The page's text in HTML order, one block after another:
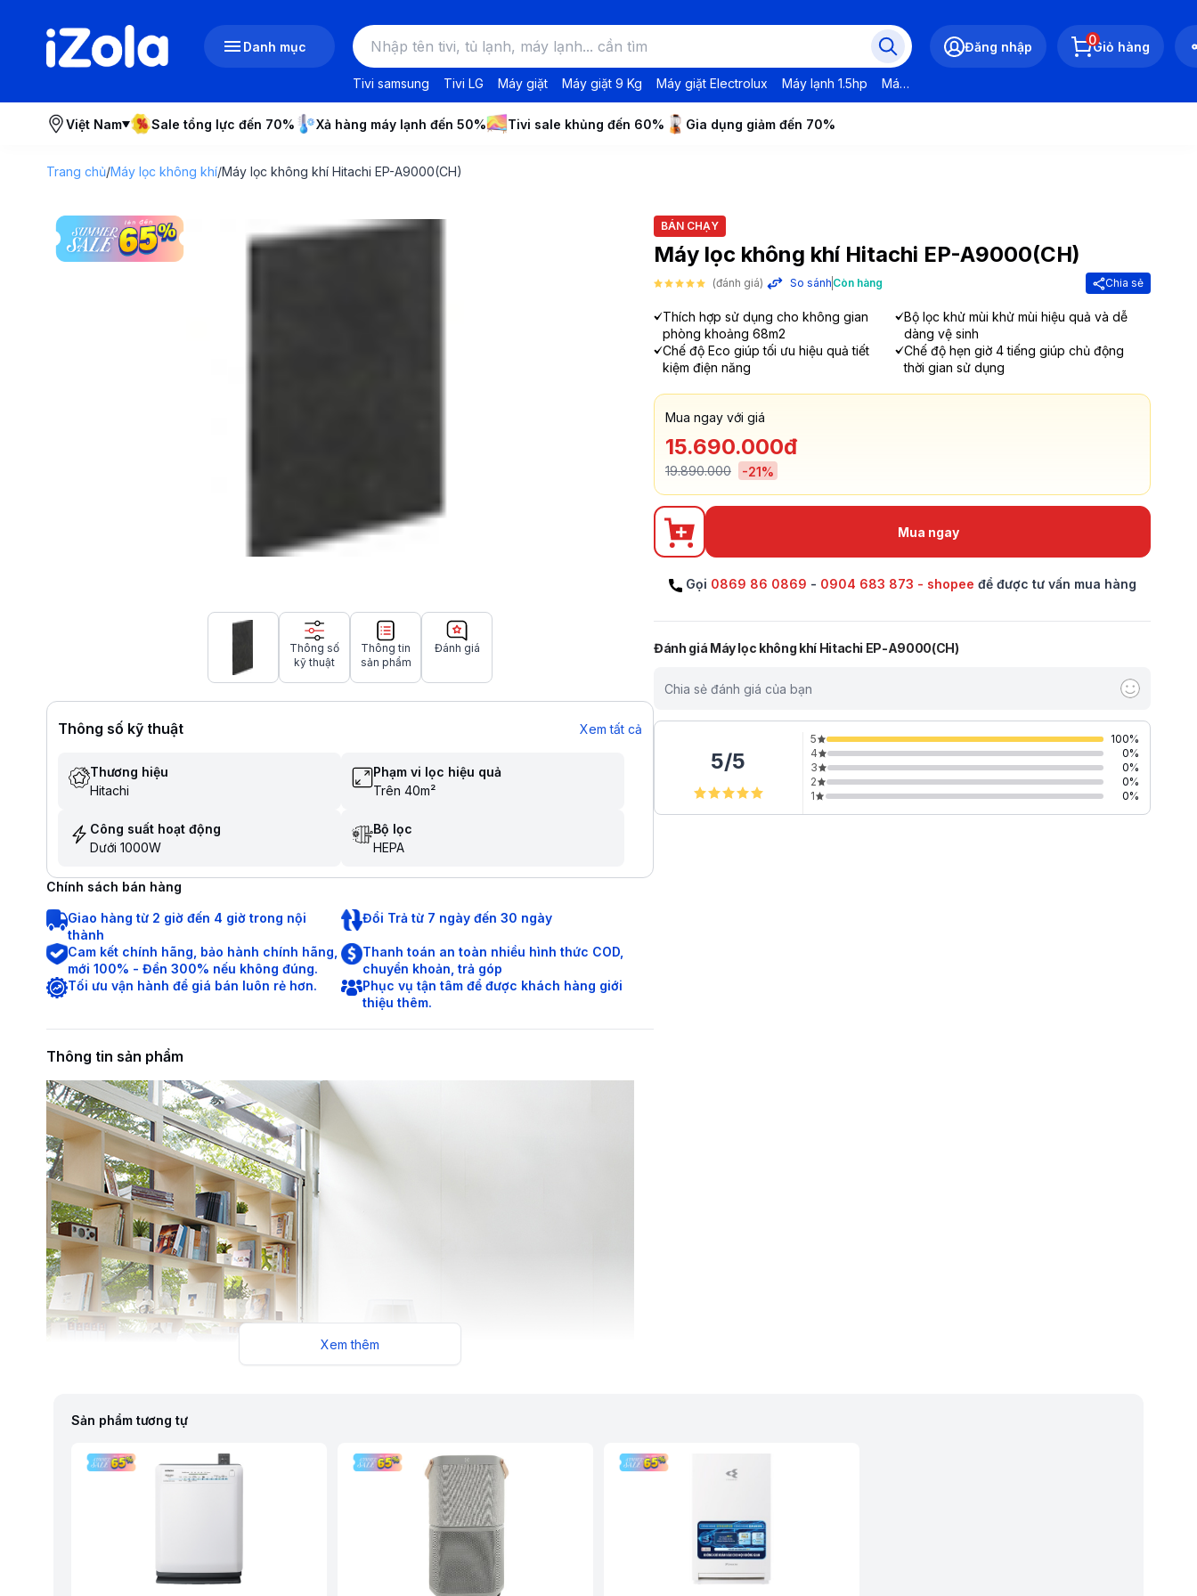
Danh mục
Tivi samsung Tivi LG Máy giặt Máy giặt 9 Kg Máy giặt Electrolux Máy lạnh 1.5hp Máy lạnh LG
Đăng nhập 0Giỏ hàng
Việt Nam Sale tổng lực đến 70% Xả hàng máy lạnh đến 50% Tivi sale khủng đến 60% Gia dụng giảm đến 70%
Trang chủ/Máy lọc không khí/Máy lọc không khí Hitachi EP-A9000(CH)
Thông số
kỹ thuật
Thông tin
sản phẩm
Đánh giá
Thông số kỹ thuật Xem tất cả
Thương hiệu
Hitachi
Phạm vi lọc hiệu quả
Trên 40m²
Công suất hoạt động
Dưới 1000W
Bộ lọc
HEPA
Chính sách bán hàng
Giao hàng từ 2 giờ đến 4 giờ trong nội
thành
Đổi Trả từ 7 ngày đến 30 ngày
Cam kết chính hãng, bảo hành chính hãng,
mới 100% - Đền 300% nếu không đúng.
Thanh toán an toàn nhiều hình thức COD,
chuyển khoản, trả góp
Tối ưu vận hành để giá bán luôn rẻ hơn.
Phục vụ tận tâm để được khách hàng giới
thiệu thêm.
Thông tin sản phẩm
Xem thêm
BÁN CHẠY
Máy lọc không khí Hitachi EP-A9000(CH)
(đánh giá) So sánh Còn hàng Chia sẻ
Thích hợp sử dụng cho không gian
phòng khoảng 68m2
Bộ lọc khử mùi khử mùi hiệu quả và dễ
dàng vệ sinh
Chế độ Eco giúp tối ưu hiệu quả tiết
kiệm điện năng
Chế độ hẹn giờ 4 tiếng giúp chủ động
thời gian sử dụng
Mua ngay với giá
15.690.000đ
19.890.000 -21%
Mua ngay
Gọi 0869 86 0869 - 0904 683 873 - shopee để được tư vấn mua hàng
Đánh giá Máy lọc không khí Hitachi EP-A9000(CH)
Chia sẻ đánh giá của bạn
5/5
5 100%
4
0%
3
0%
2
0%
1
0%
Sản phẩm tương tự